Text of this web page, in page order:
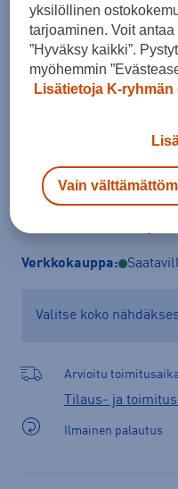
Koko
XS
Tarkista saatavuus ja
Verkkokauppa:
Valitse koko
Arvioitu
Tilaus- ja
Ilmainen palautus
yksilöllinen
tarjoaminen. Voit
”Hyväksy kaikki”.
myöhemmin
Lisätietoja K-
Vain